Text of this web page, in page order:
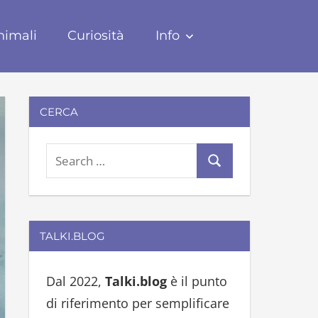
Curiosità Info
CERCA
e
a
r
c
f
o
e
c
TALKI.BLOG
Dal 2022, Talki.blogè il punto
di riferimento per semplificare